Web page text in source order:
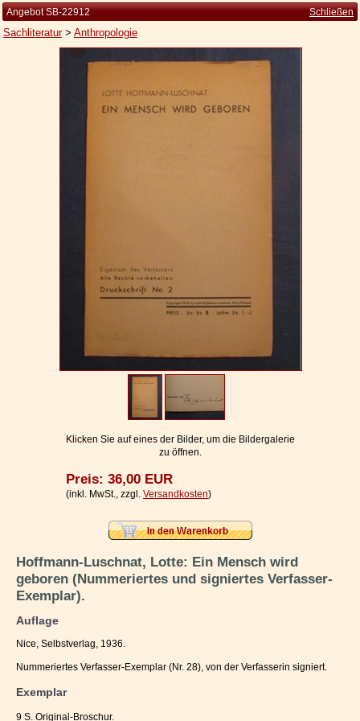
Kleine Kulturgeschichte
Zu den Angeboten
Widerrufsbelehrung
Datenschutzerklärung
Ihr Warenkorb
Angebot SB-22912 Schließen
Sachliteratur> Anthropologie
Klicken Sie auf eines der Bilder, um die Bildergalerie
zu öffnen.
Preis: 36,00 EUR
(inkl. MwSt., zzgl. Versandkosten)
Hoffmann-Luschnat, Lotte: Ein Mensch wird
geboren (Nummeriertes und signiertes Verfasser-
Exemplar).
Auflage
Nice, Selbstverlag, 1936.
Nummeriertes Verfasser-Exemplar (Nr. 28), von der Verfasserin signiert.
Exemplar
9 S. Original-Broschur.